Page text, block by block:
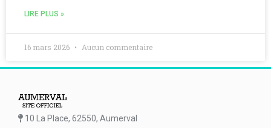
LIRE PLUS »
16 mars 2026 Aucun commentaire
10 La Place, 62550, Aumerval